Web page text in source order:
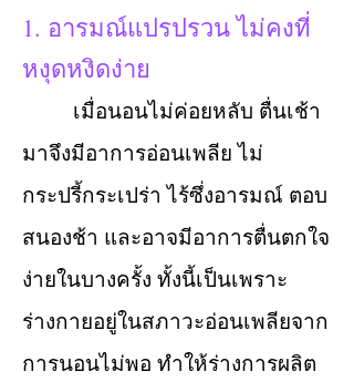
1. อารมณ์แปรปรวน ไม่คงที่
หงุดหงิดง่าย
เมื่อนอนไม่ค่อยหลับ ตื่นเช้า
มาจึงมีอาการอ่อนเพลีย ไม่
กระปรี้กระเปร่า ไร้ซึ่งอารมณ์ ตอบ
สนองช้า และอาจมีอาการตื่นตกใจ
ง่ายในบางครั้ง ทั้งนี้เป็นเพราะ
ร่างกายอยู่ในสภาวะอ่อนเพลียจาก
การนอนไม่พอ ทำให้ร่างการผลิต